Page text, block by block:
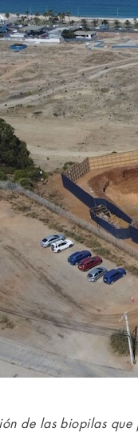
de las biopilas que